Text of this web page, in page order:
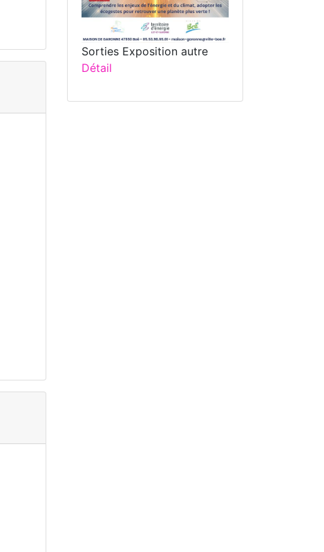
Sorties Exposition autre
Détail